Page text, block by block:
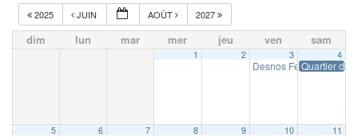
2025 JUIN AOÛT 2027
dim lun mar mer jeu ven sam
1 2 3
Desnos Fest19 h 00 min
4
Quartier
5 6 7 8 9 10 11